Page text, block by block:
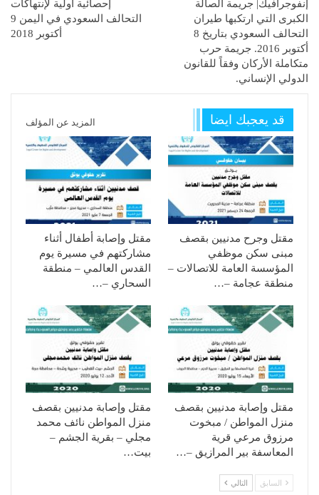
إنفوجرافيك| جريمة الصالة
الكبرى التي ارتكبها طيران
التحالف السعودي بتاريخ 8
أكتوبر 2016. جريمة حرب
متكاملة الأركان وفقاً للقانون
الدولي الإنساني.
إحصائية أولية لإنتهاكات
التحالف السعودي في اليمن 9
أكتوبر 2018
قد يعجبك ايضا المزيد عن المؤلف
مقتل وجرح مدنيين بقصف
مبنى سكن موظفي
المؤسسة العامة للاتصالات –
منطقة عجامة –…
مقتل وإصابة أطفال أثناء
مشاركتهم في مسيرة يوم
القدس العالمي – منطقة
السحاري –…
مقتل وإصابة مدنيين بقصف
منزل المواطن / مبخوت
مرزوق مرعي قرية
المعاسفة بير المرازيق –…
مقتل وإصابة مدنيين بقصف
منزل المواطن نائف محمد
مجلي – بقرية الجشم –
بيت…
السابق التالي